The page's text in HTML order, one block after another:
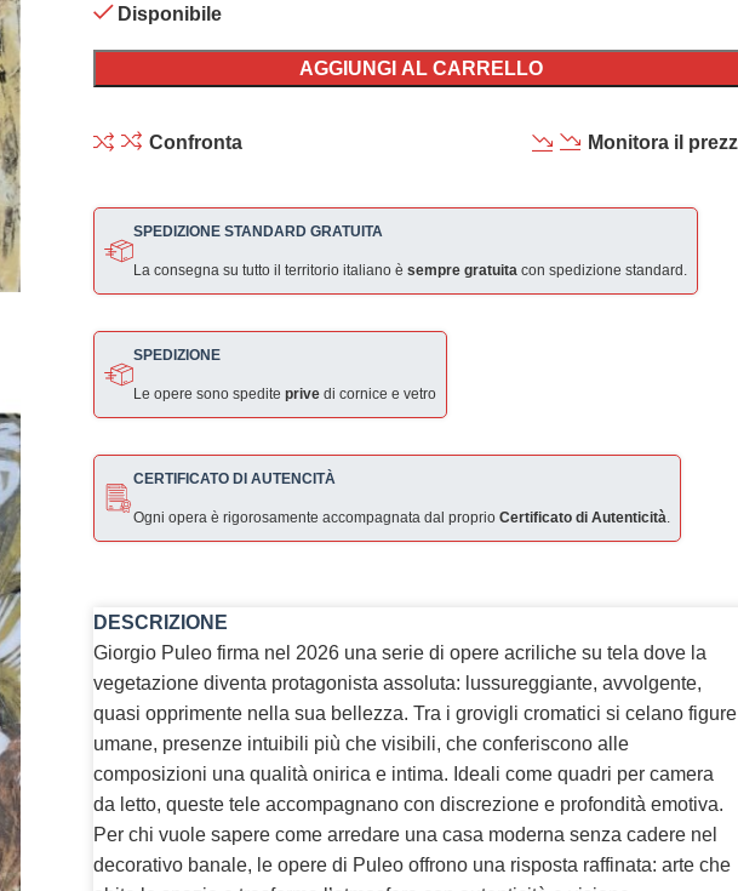
Disponibile
AGGIUNGI AL CARRELLO
Confronta Monitora il
SPEDIZIONE STANDARD GRATUITA
La consegna su tutto il territorio italiano è sempre gratuita con spedizione standard.
SPEDIZIONE
Le opere sono spedite privedi cornice e vetro
CERTIFICATO DI AUTENCITÀ
Ogni opera è rigorosamente accompagnata dal proprio Certificato di Autenticità.
DESCRIZIONE
Giorgio Puleo firma nel 2026 una serie di opere acriliche su tela dove la
vegetazione diventa protagonista assoluta: lussureggiante, avvolgente,
quasi opprimente nella sua bellezza. Tra i grovigli cromatici si celano figure
umane, presenze intuibili più che visibili, che conferiscono alle
composizioni una qualità onirica e intima. Ideali come quadri per camera
da letto, queste tele accompagnano con discrezione e profondità emotiva.
Per chi vuole sapere come arredare una casa moderna senza cadere nel
decorativo banale, le opere di Puleo offrono una risposta raffinata: arte che